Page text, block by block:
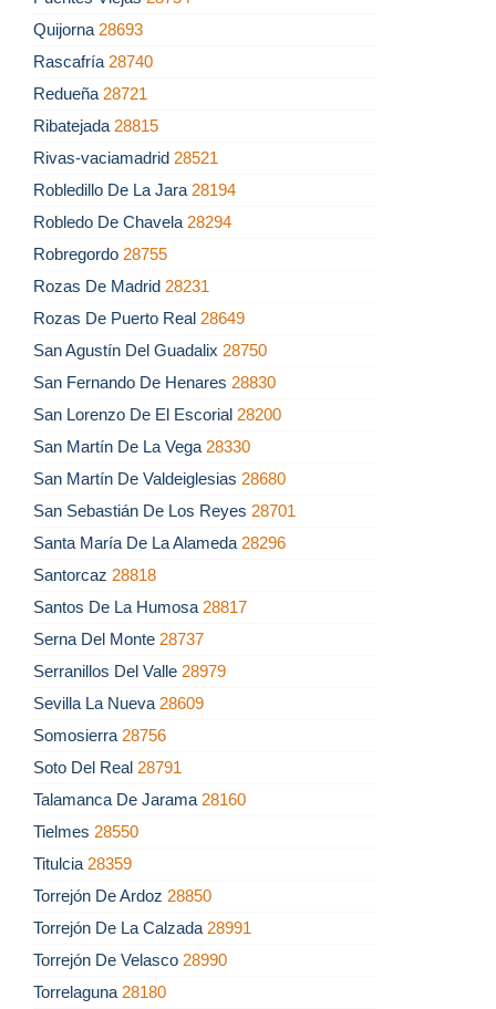
Quijorna 28693
Rascafría 28740
Redueña 28721
Ribatejada 28815
Rivas-vaciamadrid 28521
Robledillo De La Jara 28194
Robledo De Chavela 28294
Robregordo 28755
Rozas De Madrid 28231
Rozas De Puerto Real 28649
San Agustín Del Guadalix 28750
San Fernando De Henares 28830
San Lorenzo De El Escorial 28200
San Martín De La Vega 28330
San Martín De Valdeiglesias 28680
San Sebastián De Los Reyes 28701
Santa María De La Alameda 28296
Santorcaz 28818
Santos De La Humosa 28817
Serna Del Monte 28737
Serranillos Del Valle 28979
Sevilla La Nueva 28609
Somosierra 28756
Soto Del Real 28791
Talamanca De Jarama 28160
Tielmes 28550
Titulcia 28359
Torrejón De Ardoz 28850
Torrejón De La Calzada 28991
Torrejón De Velasco 28990
Torrelaguna 28180